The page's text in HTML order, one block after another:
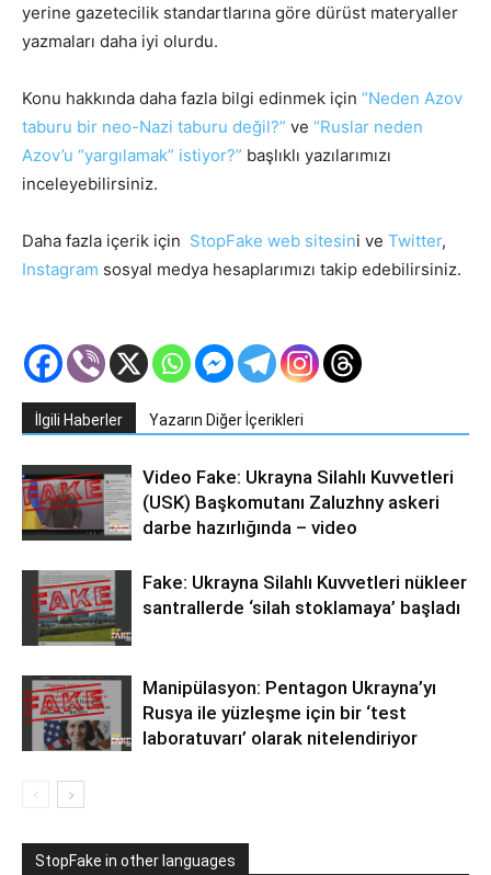
yerine gazetecilik standartlarına göre dürüst materyaller
yazmaları daha iyi olurdu.
Konu hakkında daha fazla bilgi edinmek için “Neden Azov
taburu bir neo-Nazi taburu değil?” ve “Ruslar neden
Azov’u “yargılamak” istiyor?” başlıklı yazılarımızı
inceleyebilirsiniz.
Daha fazla içerik için StopFake web sitesini ve Twitter,
Instagram sosyal medya hesaplarımızı takip edebilirsiniz.
İlgili Haberler Yazarın Diğer İçerikleri
Video Fake: Ukrayna Silahlı Kuvvetleri
(USK) Başkomutanı Zaluzhny askeri
darbe hazırlığında – video
Fake: Ukrayna Silahlı Kuvvetleri nükleer
santrallerde ‘silah stoklamaya’ başladı
Manipülasyon: Pentagon Ukrayna’yı
Rusya ile yüzleşme için bir ‘test
laboratuvarı’ olarak nitelendiriyor
StopFake in other languages